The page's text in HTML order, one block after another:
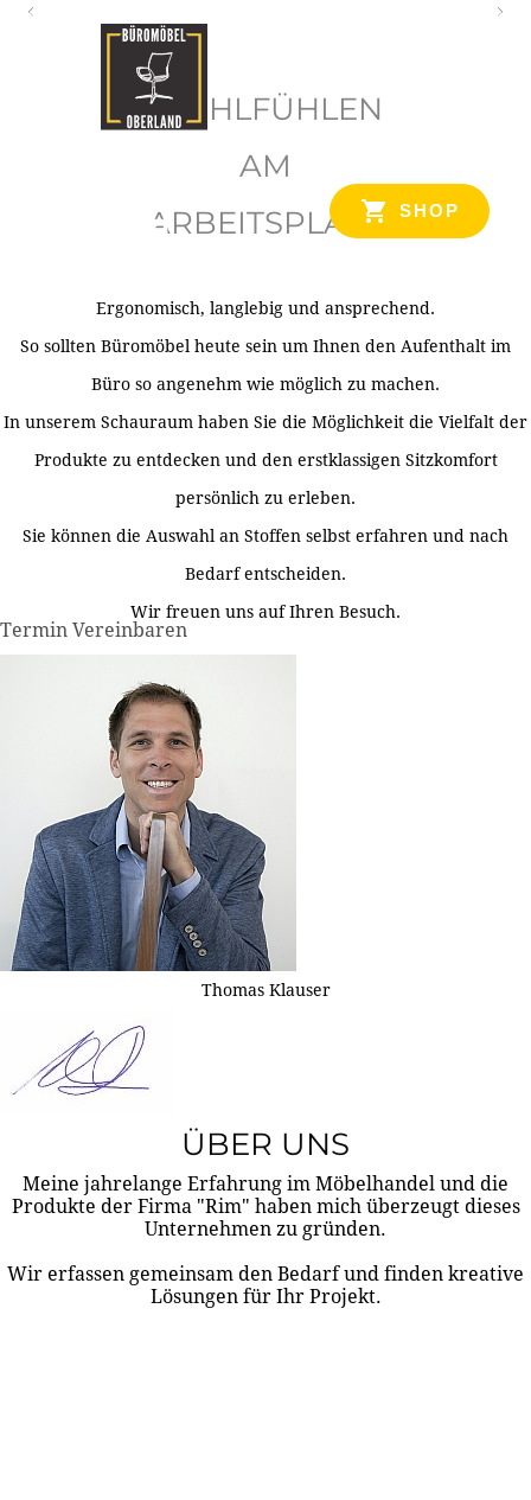
SHOP
WOHLFÜHLEN
AM
ARBEITSPLATZ
Ergonomisch, langlebig und ansprechend.
So sollten Büromöbel heute sein um Ihnen den Aufenthalt im
Büro so angenehm wie möglich zu machen.
In unserem Schauraum haben Sie die Möglichkeit die Vielfalt der
Produkte zu entdecken und den erstklassigen Sitzkomfort
persönlich zu erleben.
Sie können die Auswahl an Stoffen selbst erfahren und nach
Bedarf entscheiden.
Wir freuen uns auf Ihren Besuch.
Termin Vereinbaren
Thomas Klauser
ÜBER UNS
Meine jahrelange Erfahrung im Möbelhandel und die
Produkte der Firma "Rim" haben mich überzeugt dieses
Unternehmen zu gründen.
Wir erfassen gemeinsam den Bedarf und finden kreative
Lösungen für Ihr Projekt.